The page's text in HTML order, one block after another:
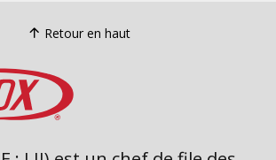
Retour en haut